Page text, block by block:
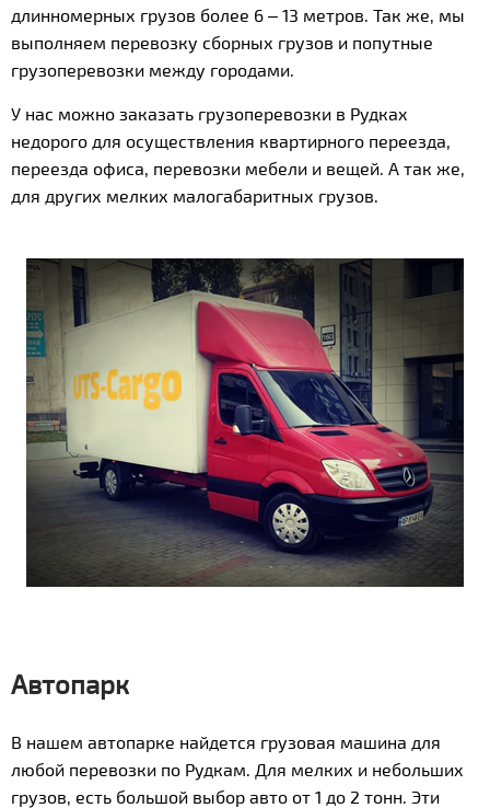
длинномерных грузов более 6 – 13 метров. Так же, мы
выполняем перевозку сборных грузов и попутные
грузоперевозки между городами.
У нас можно заказать грузоперевозки в Рудках
недорого для осуществления квартирного переезда,
переезда офиса, перевозки мебели и вещей. А так же,
для других мелких малогабаритных грузов.
Автопарк
В нашем автопарке найдется грузовая машина для
любой перевозки по Рудкам. Для мелких и небольших
грузов, есть большой выбор авто от 1 до 2 тонн. Эти